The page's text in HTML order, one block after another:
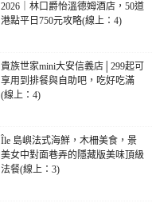
2026｜林口爵怡溫德姆酒店，50道
港點平日750元攻略(線上：4)
貴族世家mini大安信義店│299起可
享用到排餐與自助吧，吃好吃滿
(線上：4)
Île 島嶼法式海鮮，木柵美食，景
美女中對面巷弄的隱藏版美味頂級
法餐(線上：3)